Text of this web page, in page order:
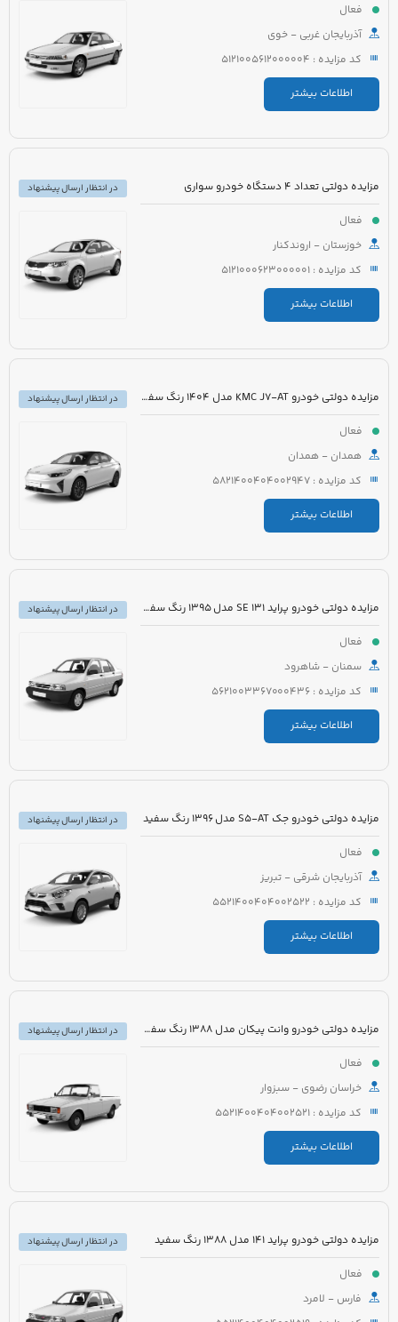
فعال
آذربایجان غربی - خوی
کد مزایده : 5121005612000004
اطلاعات بیشتر
مزایده دولتی تعداد 4 دستگاه خودرو سواری
فعال
خوزستان - اروندکنار
کد مزایده : 5121000623000001
اطلاعات بیشتر
در انتظار ارسال پیشنهاد
مزایده دولتی خودرو KMC J7-AT مدل 1404 رنگ سفید
فعال
همدان - همدان
کد مزایده : 5821400404002947
اطلاعات بیشتر
در انتظار ارسال پیشنهاد
مزایده دولتی خودرو پراید 131 SE مدل 1395 رنگ سفید روغنی
فعال
سمنان - شاهرود
کد مزایده : 5621003367000436
اطلاعات بیشتر
در انتظار ارسال پیشنهاد
مزایده دولتی خودرو جک S5-AT مدل 1396 رنگ سفید
فعال
آذربایجان شرقی - تبریز
کد مزایده : 5521400404002522
اطلاعات بیشتر
در انتظار ارسال پیشنهاد
مزایده دولتی خودرو وانت پیکان مدل 1388 رنگ سفید شیری
فعال
خراسان رضوی - سبزوار
کد مزایده : 5521400404002521
اطلاعات بیشتر
در انتظار ارسال پیشنهاد
مزایده دولتی خودرو پراید 141 مدل 1388 رنگ سفید
فعال
فارس - لامرد
در انتظار ارسال پیشنهاد